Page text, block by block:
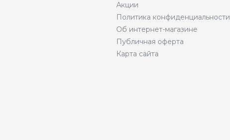
Акции
Политика конфиденциальности
Об интернет-магазине
Публичная оферта
Карта сайта